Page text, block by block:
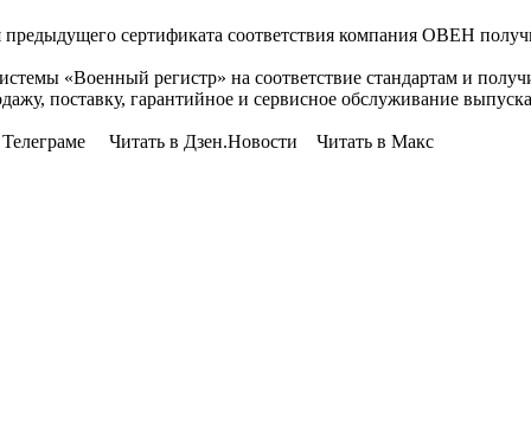
предыдущего сертификата соответствия компания ОВЕН
«Военный регистр» на соответствие стандартам и
поставку, гарантийное и сервисное обслуживание
Читать в Дзен.Новости Читать в Макс